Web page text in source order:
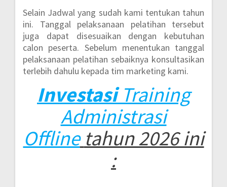
Selain Jadwal yang sudah kami tentukan tahun
ini. Tanggal pelaksanaan pelatihan tersebut
juga dapat disesuaikan dengan kebutuhan
calon peserta. Sebelum menentukan tanggal
pelaksanaan pelatihan sebaiknya konsultasikan
terlebih dahulu kepada tim marketing kami.
Investasi Training
Administrasi
Offline tahun 2026 ini
: